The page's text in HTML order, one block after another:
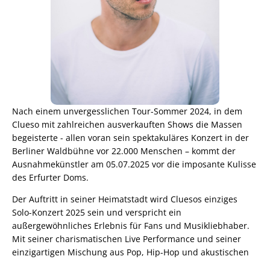
Nach einem unvergesslichen Tour-Sommer 2024, in dem
Clueso mit zahlreichen ausverkauften Shows die Massen
begeisterte - allen voran sein spektakuläres Konzert in der
Berliner Waldbühne vor 22.000 Menschen – kommt der
Ausnahmekünstler am 05.07.2025 vor die imposante Kulisse
des Erfurter Doms.
Der Auftritt in seiner Heimatstadt wird Cluesos einziges
Solo-Konzert 2025 sein und verspricht ein
außergewöhnliches Erlebnis für Fans und Musikliebhaber.
Mit seiner charismatischen Live Performance und seiner
einzigartigen Mischung aus Pop, Hip-Hop und akustischen